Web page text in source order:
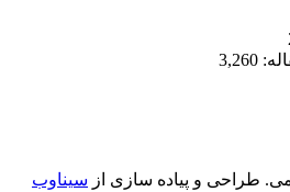
طراحی و پیاده سازی از سیناوب